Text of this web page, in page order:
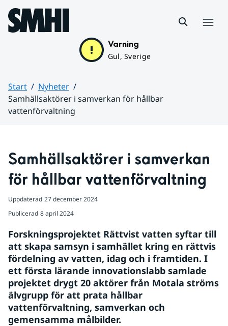
Hoppa till sidans innehåll
Varning
Gul, Sverige
Start
Nyheter
Samhällsaktörer i samverkan för hållbar
vattenförvaltning
Samhällsaktörer i samverkan
för hållbar vattenförvaltning
Uppdaterad 27 december 2024
Publicerad 8 april 2024
Forskningsprojektet Rättvist vatten syftar till
att skapa samsyn i samhället kring en rättvis
fördelning av vatten, idag och i framtiden. I
ett första lärande innovationslabb samlade
projektet drygt 20 aktörer från Motala ströms
älvgrupp för att prata hållbar
vattenförvaltning, samverkan och
gemensamma målbilder.